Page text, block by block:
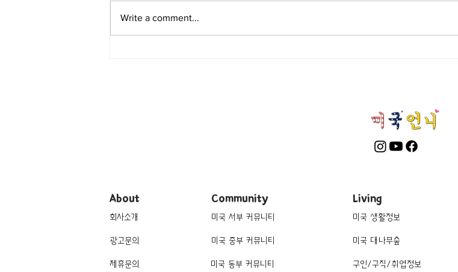
Write a comment...
About
회사소개
광고문의
제휴문의
Community
미국 서부 커뮤니티
미국 중부 커뮤니티
미국 동부 커뮤니티
Living
미국 생활정보
미국 대나무숲
구인/구직/취업정보